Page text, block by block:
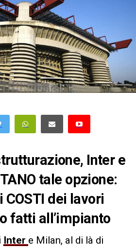
Inter e
tale opzione:
COSTI dei lavori
fatti all’impianto
Inter e Milan, al di là di